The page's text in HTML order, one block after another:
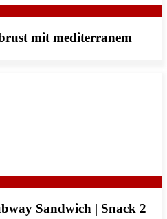
mit mediterranem
Sandwich | Snack 2